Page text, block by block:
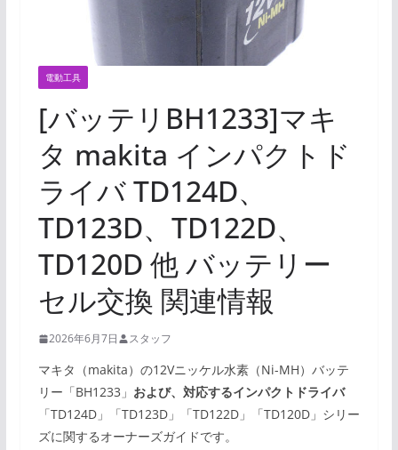
電動工具
[バッテリBH1233]マキ
タ makita インパクトド
ライバ TD124D、
TD123D、TD122D、
TD120D 他 バッテリー
セル交換 関連情報
2026年6月7日 スタッフ
マキタ（makita）の12Vニッケル水素（Ni-MH）バッテ
リー「BH1233」 および、対応するインパクトドライバ
「TD124D」「TD123D」「TD122D」「TD120D」シリー
ズに関するオーナーズガイドです。